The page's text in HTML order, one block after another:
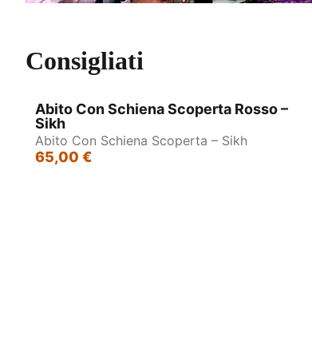
Consigliati
Abito Con Schiena Scoperta Rosso –
Sikh
Abito Con Schiena Scoperta – Sikh
65,00 €